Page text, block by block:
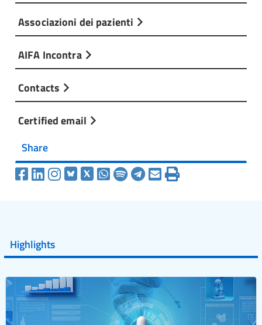
Associazioni dei pazienti
AIFA Incontra
Contacts
Certified email
Share
Highlights